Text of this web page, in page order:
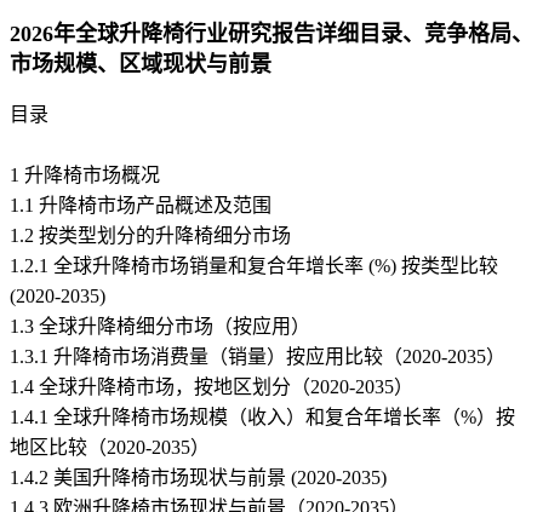
2026年全球升降椅行业研究报告详细目录、竞争格局、
市场规模、区域现状与前景
目录
1 升降椅市场概况
1.1 升降椅市场产品概述及范围
1.2 按类型划分的升降椅细分市场
1.2.1 全球升降椅市场销量和复合年增长率 (%) 按类型比较
(2020-2035)
1.3 全球升降椅细分市场（按应用）
1.3.1 升降椅市场消费量（销量）按应用比较（2020-2035）
1.4 全球升降椅市场，按地区划分（2020-2035）
1.4.1 全球升降椅市场规模（收入）和复合年增长率（%）按
地区比较（2020-2035）
1.4.2 美国升降椅市场现状与前景 (2020-2035)